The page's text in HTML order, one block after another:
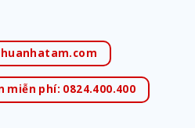
miễn phí: 0824.400.400